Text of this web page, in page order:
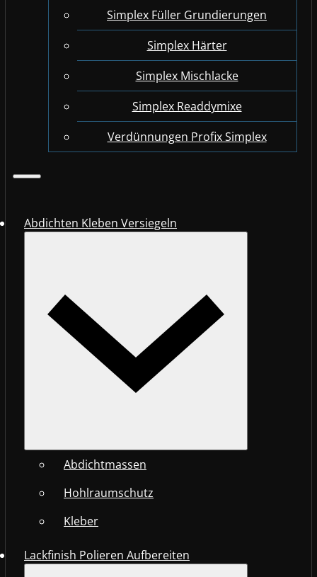
Simplex Füller Grundierungen
Simplex Härter
Simplex Mischlacke
Simplex Readdymixe
Verdünnungen Profix Simplex
Abdichten Kleben Versiegeln
Abdichtmassen
Hohlraumschutz
Kleber
Lackfinish Polieren Aufbereiten